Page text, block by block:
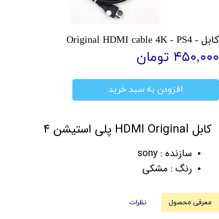
کابل - Original HDMI cable 4K - PS4
۴۵۰,۰۰۰ تومان
افزودن به سبد خرید
کابل HDMI Original پلی استیشن ۴
سازنده : sony
رنگ : مشکی
معرفی محصول نظرات